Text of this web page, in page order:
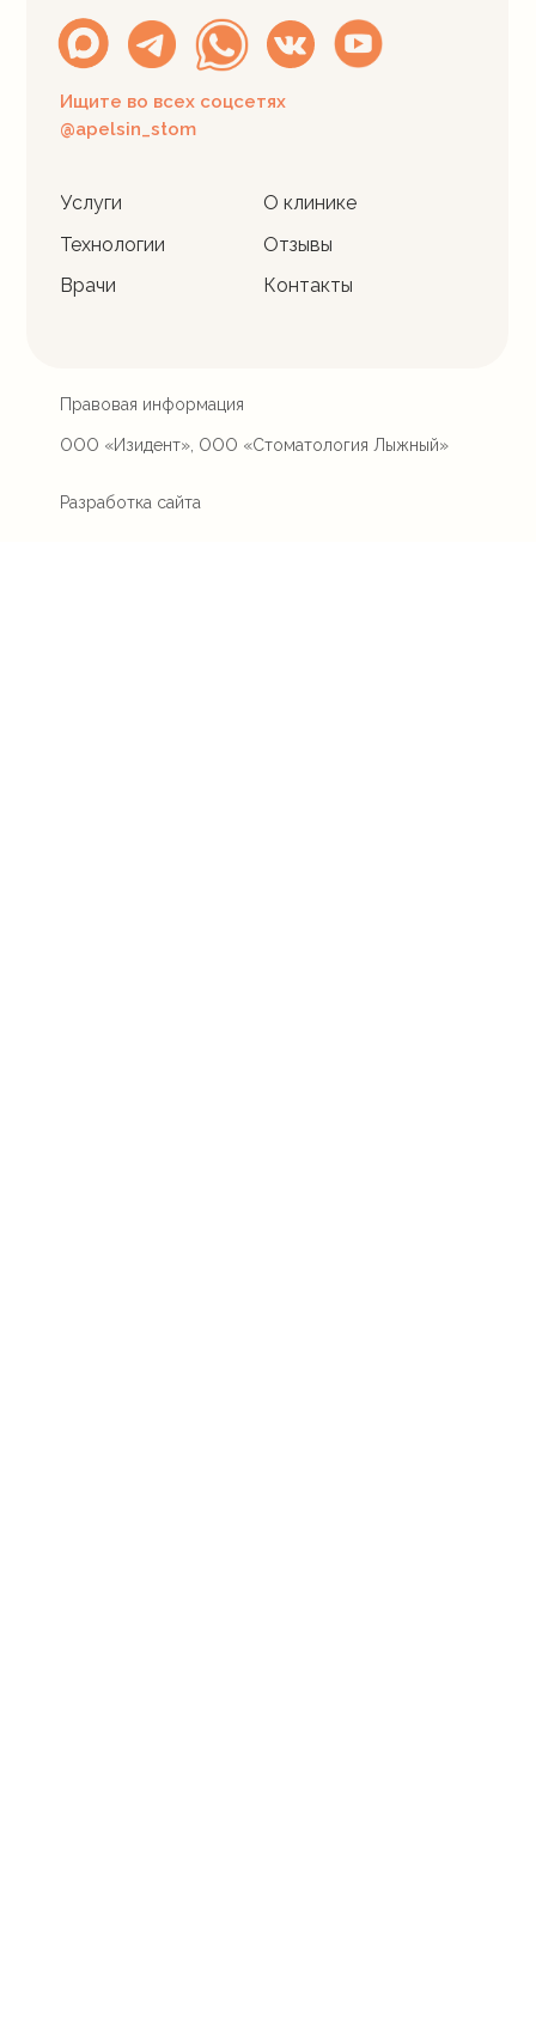
Правовая информация
Разработка сайта
ООО «Изидент», ООО «Стоматология Лыжный»
О клинике
Отзывы
Контакты
Услуги
Технологии
Врачи
Ищите во всех соцсетях
@apelsin_stom